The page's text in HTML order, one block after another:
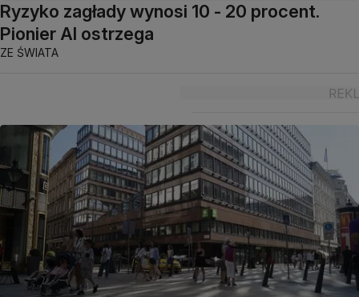
Ryzyko zagłady wynosi 10 - 20 procent.
Pionier AI ostrzega
ZE ŚWIATA